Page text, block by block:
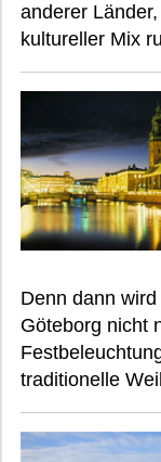
anderer
kultureller Mix
Denn dann
Göteborg nicht
traditionelle